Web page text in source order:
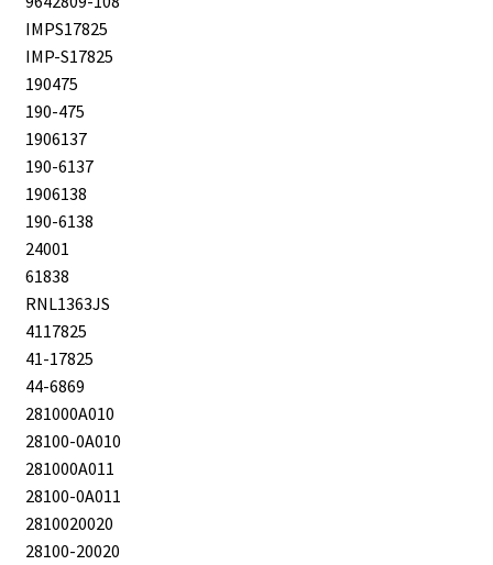
IMPS17825
IMP-S17825
190475
190-475
1906137
190-6137
1906138
190-6138
24001
61838
RNL1363JS
4117825
41-17825
44-6869
281000A010
28100-0A010
281000A011
28100-0A011
2810020020
28100-20020